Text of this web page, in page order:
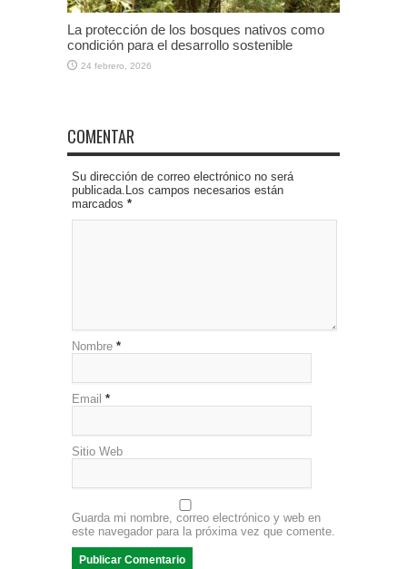
La protección de los bosques nativos como
condición para el desarrollo sostenible
24 febrero, 2026
COMENTAR
Su dirección de correo electrónico no será
publicada.Los campos necesarios están
marcados *
Nombre *
Email *
Sitio Web
Guarda mi nombre, correo electrónico y web en
este navegador para la próxima vez que comente.